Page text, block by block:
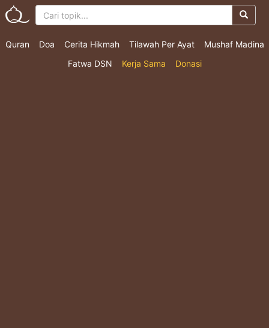
Quran Doa Cerita Hikmah Tilawah Per Ayat
Mushaf Madina
Fatwa DSN
Kerja Sama Donasi